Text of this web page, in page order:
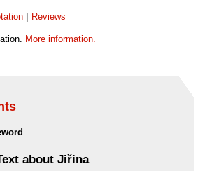
| Reviews
More information.
about Jiřina